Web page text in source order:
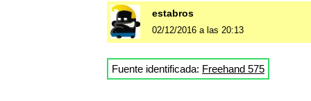
estabros
02/12/2016 a las 20:13
Fuente identificada: Freehand 575